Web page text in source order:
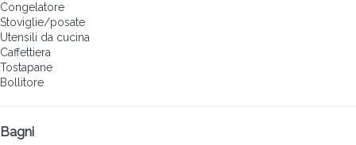
Congelatore
Stoviglie/posate
Utensili da cucina
Caffettiera
Tostapane
Bollitore
Bagni